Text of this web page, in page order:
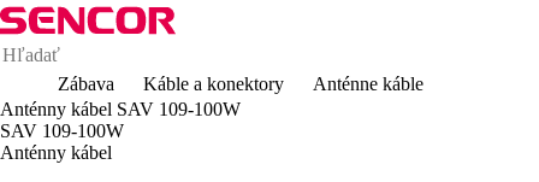
Zábava Káble a konektory
Anténne káble
Anténny kábel SAV 109-100W
SAV 109-100W
Anténny kábel